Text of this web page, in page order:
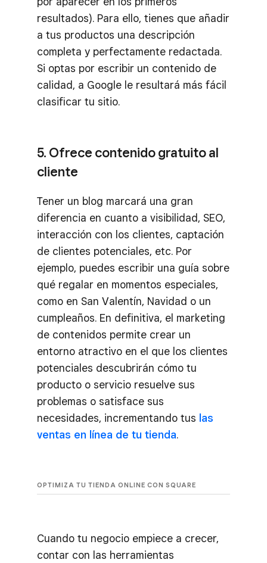
resultados). Para ello, tienes que añadir
a tus productos una descripción
completa y perfectamente redactada.
Si optas por escribir un contenido de
calidad, a Google le resultará más fácil
clasificar tu sitio.
5. Ofrece contenido gratuito al
cliente
Tener un blog marcará una gran
diferencia en cuanto a visibilidad, SEO,
interacción con los clientes, captación
de clientes potenciales, etc. Por
ejemplo, puedes escribir una guía sobre
qué regalar en momentos especiales,
como en San Valentín, Navidad o un
cumpleaños. En definitiva, el marketing
de contenidos permite crear un
entorno atractivo en el que los clientes
potenciales descubrirán cómo tu
producto o servicio resuelve sus
problemas o satisface sus
necesidades, incrementando tus las
ventas en línea de tu tienda.
OPTIMIZA TU TIENDA ONLINE CON SQUARE
Cuando tu negocio empiece a crecer,
contar con las herramientas